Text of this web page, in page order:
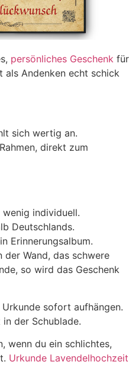
persönliches Geschenk für
als Andenken echt schick
sich wertig an.
direkt zum
wenig individuell.
Deutschlands.
Erinnerungsalbum.
Wand, das schwere
so wird das Geschenk
sofort aufhängen.
der Schublade.
wenn du ein schlichtes,
Urkunde Lavendelhochzeit